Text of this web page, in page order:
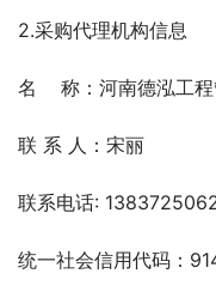
2.采购代理机构信息
名    称：河南德泓工
联 系 人：宋丽
联系电话:
统一社会信用代码：